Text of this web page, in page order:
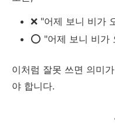
❌ "어제 보니 비가
⭕ "어제 보니 비가
이처럼 잘못 쓰면 의미
야 합니다.